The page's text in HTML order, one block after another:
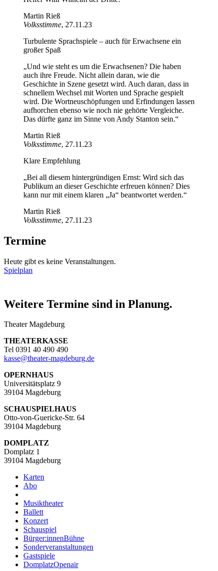
Martin Rieß
Volksstimme, 27.11.23
Turbulente Sprachspiele – auch für Erwachsene ein
großer Spaß
„Und wie steht es um die Erwachsenen? Die haben
auch ihre Freude. Nicht allein daran, wie die
Geschichte in Szene gesetzt wird. Auch daran, dass in
schnellem Wechsel mit Worten und Sprache gespielt
wird. Die Wortneuschöpfungen und Erfindungen lassen
aufhorchen ebenso wie noch nie gehörte Vergleiche.
Das dürfte ganz im Sinne von Andy Stanton sein.“
Martin Rieß
Volksstimme, 27.11.23
Klare Empfehlung
„Bei all diesem hintergründigen Ernst: Wird sich das
Publikum an dieser Geschichte erfreuen können? Dies
kann nur mit einem klaren „Ja“ beantwortet werden.“
Martin Rieß
Volksstimme, 27.11.23
Termine
Heute gibt es keine Veranstaltungen.
Spielplan
Weitere Termine sind in Planung.
Theater Magdeburg
THEATERKASSE
Tel 0391 40 490 490
kasse@theater-magdeburg.de
OPERNHAUS
Universitätsplatz 9
39104 Magdeburg
SCHAUSPIELHAUS
Otto-von-Guericke-Str. 64
39104 Magdeburg
DOMPLATZ
Domplatz 1
39104 Magdeburg
Karten
Abo
Musiktheater
Ballett
Konzert
Schauspiel
Bürger:innenBühne
Sonderveranstaltungen
Gastspiele
DomplatzOpenair